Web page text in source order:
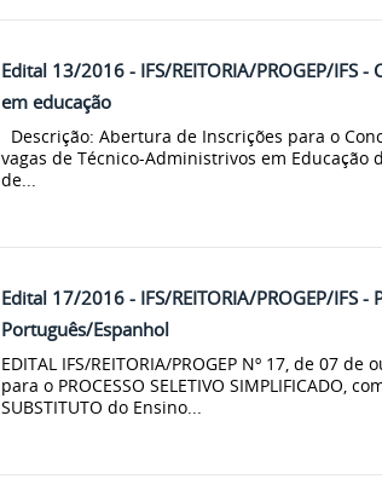
Edital 13/2016 - IFS/REITORIA/PROGEP/IFS
em educação
Descrição: Abertura de Inscrições para o
vagas de Técnico-Administrivos em
de...
Edital 17/2016 - IFS/REITORIA/PROGEP/IFS
Português/Espanhol
EDITAL IFS/REITORIA/PROGEP Nº 17, de 07 de
para o PROCESSO SELETIVO SIMPLIFICADO,
SUBSTITUTO do Ensino...